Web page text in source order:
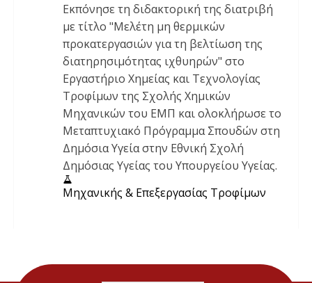
Εκπόνησε τη διδακτορική της διατριβή
με τίτλο "Μελέτη μη θερμικών
προκατεργασιών για τη βελτίωση της
διατηρησιμότητας ιχθυηρών" στο
Εργαστήριο Χημείας και Τεχνολογίας
Τροφίμων της Σχολής Χημικών
Μηχανικών του ΕΜΠ και ολοκλήρωσε το
Μεταπτυχιακό Πρόγραμμα Σπουδών στη
Δημόσια Υγεία στην Εθνική Σχολή
Δημόσιας Υγείας του Υπουργείου Υγείας.
Μηχανικής & Επεξεργασίας Τροφίμων